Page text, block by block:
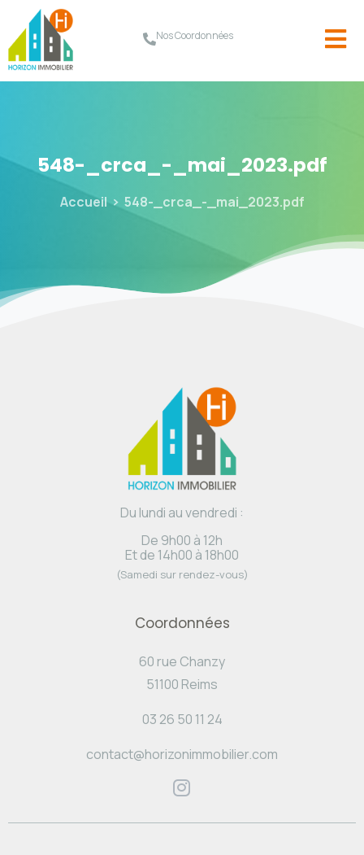
Nos Coordonnées
548-_crca_-_mai_2023.pdf
Accueil 548-_crca_-_mai_2023.pdf
Du lundi au vendredi :
De 9h00 à 12h
Et de 14h00 à 18h00
(Samedi sur rendez-vous)
Coordonnées
60 rue Chanzy
51100 Reims
03 26 50 11 24
contact@horizonimmobilier.com